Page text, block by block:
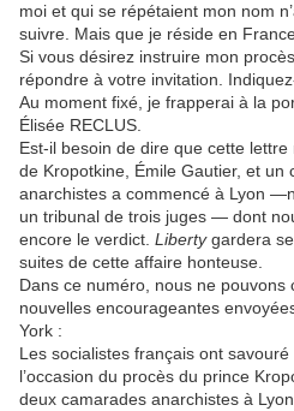
moi et qui se répétaient mon nom
suivre. Mais que je réside en
Si vous désirez instruire mon
répondre à votre invitation.
Au moment fixé, je frapperai à la
Élisée RECLUS.
Est-il besoin de dire que cette
de Kropotkine, Émile Gautier, et un
anarchistes a commencé à Lyon
un tribunal de trois juges — dont
encore le verdict. Libertygardera
suites de cette affaire honteuse.
Dans ce numéro, nous ne pouvons
nouvelles encourageantes
York :
Les socialistes français ont
l’occasion du procès du prince
deux camarades anarchistes à